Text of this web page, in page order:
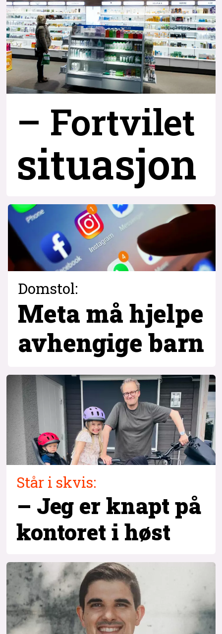
– Fortvilet
situasjon
Domstol:
Meta må hjelpe
avhengige barn
Står i skvis:
– Jeg er knapt på
kontoret i høst